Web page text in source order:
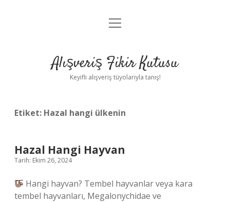
Anasayfa
Yasal Uyarı
menüyü
Alışveriş Fikir Kutusu
Keyifli alışveriş tüyolarıyla tanış!
Etiket: Hazal hangi ülkenin
Hazal Hangi Hayvan
Tarih: Ekim 26, 2024
Hangi hayvan? Tembel hayvanlar veya kara
tembel hayvanları, Megalonychidae ve